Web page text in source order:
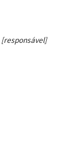
[responsável]